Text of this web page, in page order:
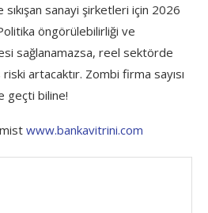
sanayi şirketleri için 2026
öngörülebilirliği ve
sağlanamazsa, reel sektörde
artacaktır. Zombi firma sayısı
geçti biline!
www.bankavitrini.com